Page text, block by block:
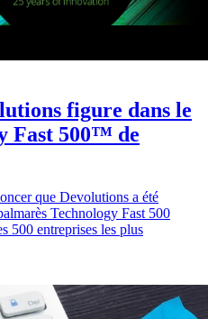
figure dans le
Fast 500™ de
que Devolutions a été
Technology Fast 500
500 entreprises les plus